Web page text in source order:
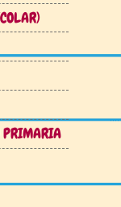
PRIMARIA